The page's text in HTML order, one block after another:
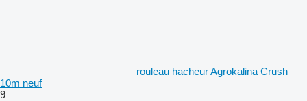
rouleau hacheur Agrokalina Crush
10m neuf
9